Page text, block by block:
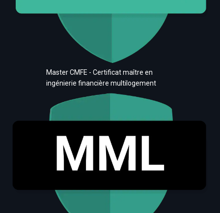
Master CMFE - Certificat maître en
ingénierie financière multilogement